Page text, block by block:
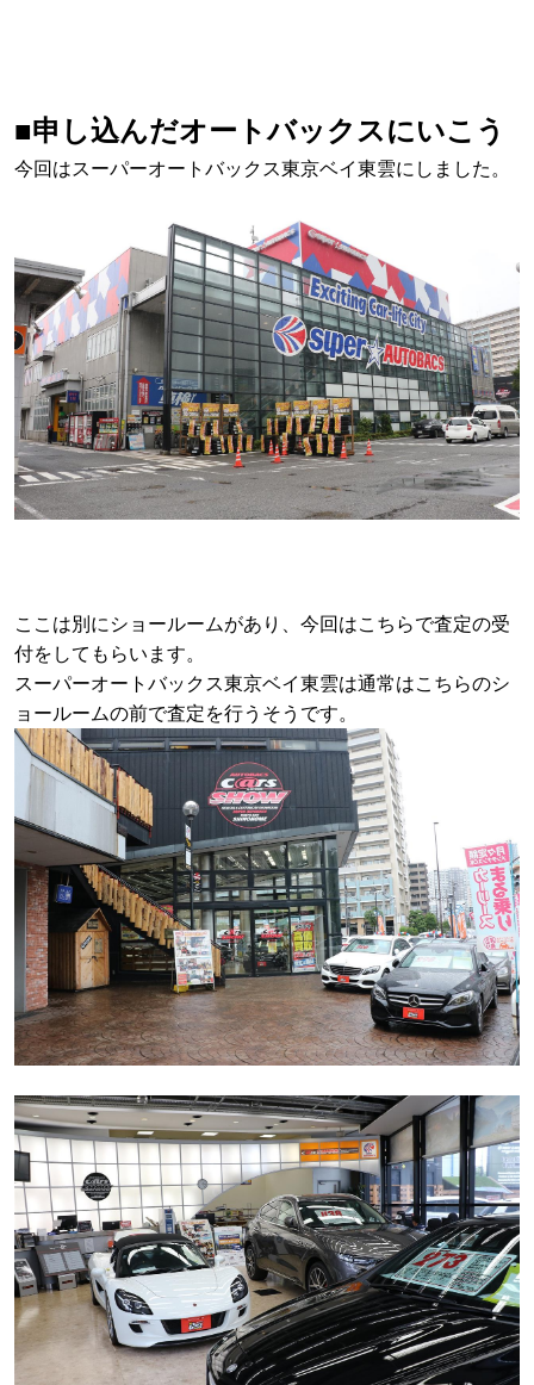
■申し込んだオートバックスにいこう
今回はスーパーオートバックス東京ベイ東雲にしました。
ここは別にショールームがあり、今回はこちらで査定の受
付をしてもらいます。
スーパーオートバックス東京ベイ東雲は通常はこちらのシ
ョールームの前で査定を行うそうです。